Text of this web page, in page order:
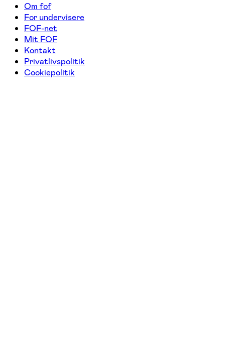
Om fof
For undervisere
FOF-net
Mit FOF
Kontakt
Privatlivspolitik
Cookiepolitik